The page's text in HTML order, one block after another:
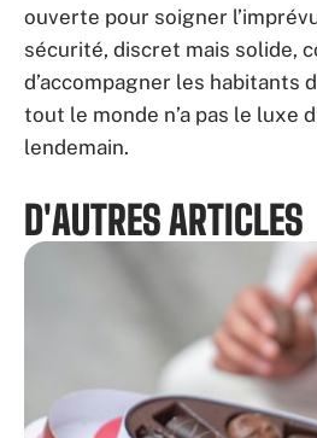
ouverte pour soigner
sécurité, discret mais solide,
d’accompagner les habitants
tout le monde n’a pas le luxe
lendemain.
D'AUTRES ARTICLES